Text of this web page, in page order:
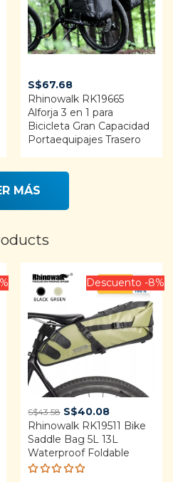
S$67.68
Rhinowalk RK19665
Alforja 3 en 1 para
Bicicleta Gran Capacidad
Portaequipajes Trasero
MÁS
Descuento -8%
S$43.58 Original
price
was:
S$43.58.
S$40.08Current
price
is:
S$40.08.
Rhinowalk RK19511 Bike
Saddle Bag 5L 13L
Waterproof Foldable